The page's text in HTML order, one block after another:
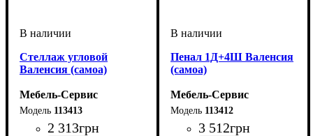
Стеллаж угловой
Валенсия (самоа)
Мебель-Сервис
113413
2 313грн
Пенал 1Д+4Ш Валенсия
(самоа)
Мебель-Сервис
113412
3 512грн